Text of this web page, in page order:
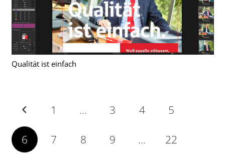
Qualität ist einfach
1 … 3 4 5
6 7 8 9 … 22